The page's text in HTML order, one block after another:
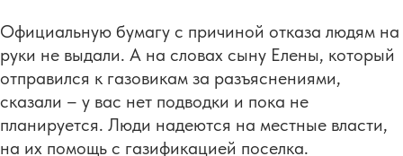
Официальную бумагу с причиной отказа людям на
руки не выдали. А на словах сыну Елены, который
отправился к газовикам за разъяснениями,
сказали – у вас нет подводки и пока не
планируется. Люди надеются на местные власти,
на их помощь с газификацией поселка.